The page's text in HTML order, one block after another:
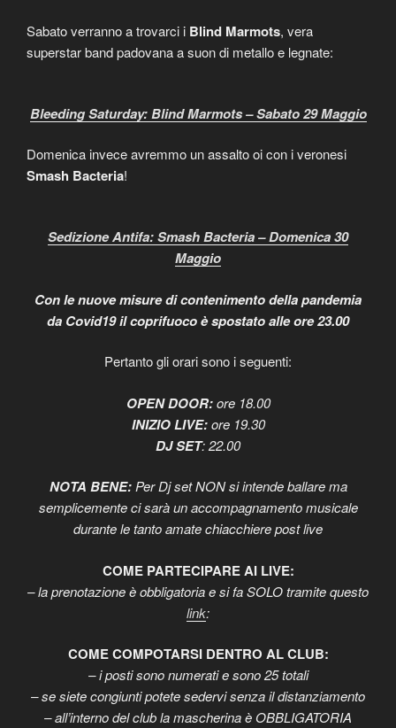
Sabato verranno a trovarci i Blind Marmots, vera
superstar band padovana a suon di metallo e legnate:
Bleeding Saturday: Blind Marmots – Sabato 29 Maggio
Domenica invece avremmo un assalto oi con i veronesi
Smash Bacteria!
Sedizione Antifa: Smash Bacteria – Domenica 30
Maggio
Con le nuove misure di contenimento della pandemia
da Covid19 il coprifuoco è spostato alle ore 23.00
Pertanto gli orari sono i seguenti:
OPEN DOOR:ore 18.00
INIZIO LIVE:ore 19.30
DJ SET: 22.00
NOTA BENE:Per Dj set NON si intende ballare ma
semplicemente ci sarà un accompagnamento musicale
durante le tanto amate chiacchiere post live
COME PARTECIPARE AI LIVE:
– la prenotazione è obbligatoria e si fa SOLO tramite questo
link:
COME COMPOTARSI DENTRO AL CLUB:
– i posti sono numerati e sono 25 totali
– se siete congiunti potete sedervi senza il distanziamento
– all’interno del club la mascherina è OBBLIGATORIA